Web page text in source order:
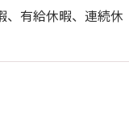
、有給休暇、連続休